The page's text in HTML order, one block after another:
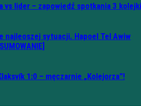
vs lider – zapowiedź spotkania 3 kolejki
najleoszej sytuacji. Hapoel Tel Awiw
1:0 – męczarnie „Kolejorza”!